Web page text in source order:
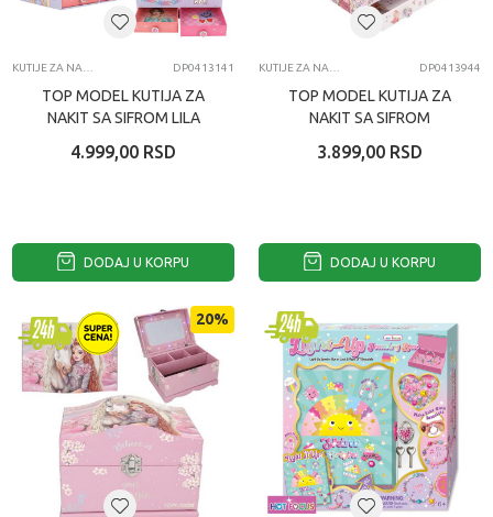
DP0413141
TOP MODEL KUTIJA ZA
NAKIT SA SIFROM LILA
4.999,00 RSD
DODAJ U KORPU
DP0413944
TOP MODEL KUTIJA ZA
NAKIT SA SIFROM
3.899,00 RSD
DODAJ U KORPU
20%